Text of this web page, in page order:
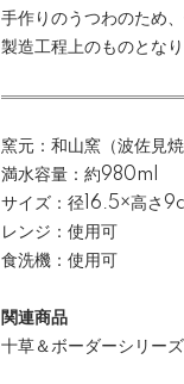
手作りのうつわのため
製造工程上のものとな
窯元：和山窯（波佐見焼
満水容量：約980ml
サイズ：径16.5×高さ
レンジ：使用可
食洗機：使用可
関連商品
十草＆ボーダーシリーズ